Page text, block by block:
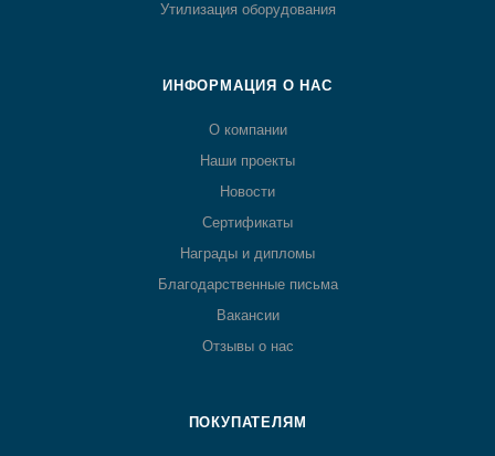
Утилизация оборудования
ИНФОРМАЦИЯ О НАС
О компании
Наши проекты
Новости
Сертификаты
Награды и дипломы
Благодарственные письма
Вакансии
Отзывы о нас
ПОКУПАТЕЛЯМ